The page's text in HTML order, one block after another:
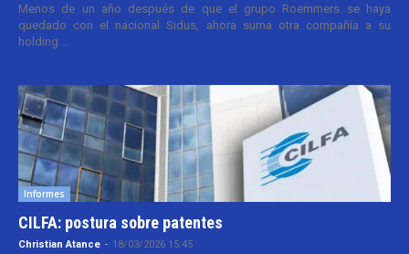
Menos de un año después de que el grupo Roemmers se haya
quedado con el nacional Sidus, ahora suma otra compañía a su
holding....
Informes
CILFA: postura sobre patentes
Christian Atance - 18/03/2026 15:45